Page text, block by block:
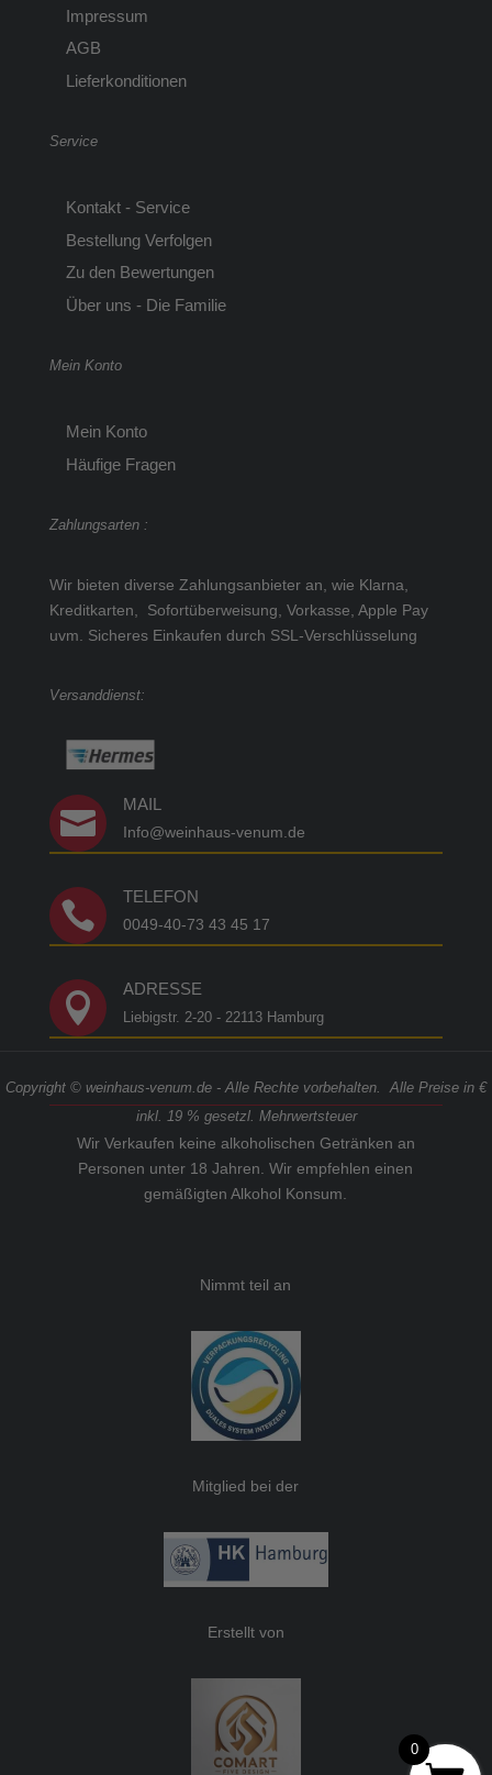
Impressum
AGB
Lieferkonditionen
Service
Kontakt - Service
Bestellung Verfolgen
Zu den Bewertungen
Über uns - Die Familie
Mein Konto
Mein Konto
Häufige Fragen
Zahlungsarten :
Wir bieten diverse Zahlungsanbieter an, wie Klarna,
Kreditkarten, Sofortüberweisung, Vorkasse, Apple Pay
uvm. Sicheres Einkaufen durch SSL-Verschlüsselung
Versanddienst:

MAIL
Info@weinhaus-venum.de

TELEFON
0049-40-73 43 45 17

ADRESSE
Liebigstr. 2-20 - 22113 Hamburg
Copyright © weinhaus-venum.de - Alle Rechte vorbehalten. Alle Preise in €
inkl. 19 % gesetzl. Mehrwertsteuer
Wir Verkaufen keine alkoholischen Getränken an
Personen unter 18 Jahren. Wir empfehlen einen
gemäßigten Alkohol Konsum.
Nimmt teil an
Mitglied bei der
Erstellt von
0